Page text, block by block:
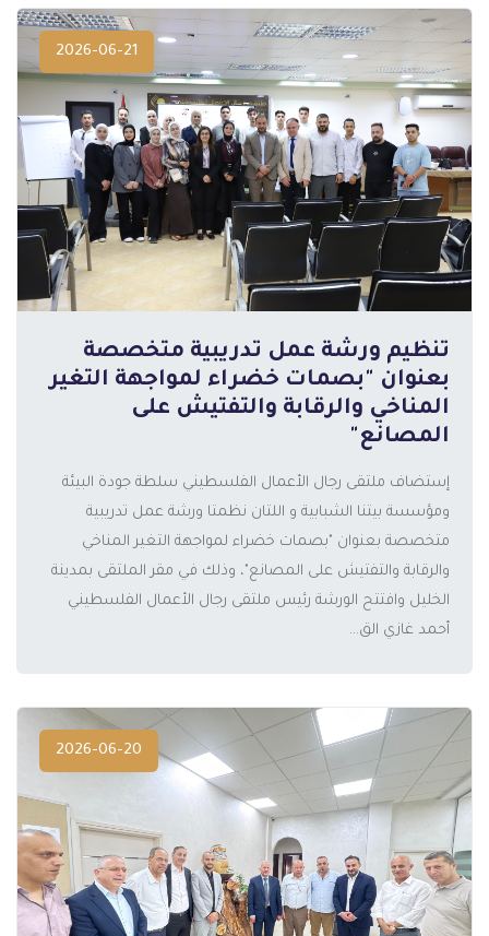
2026-06-21
تنظيم ورشة عمل تدريبية متخصصة
بعنوان "بصمات خضراء لمواجهة التغير
المناخي والرقابة والتفتيش على
المصانع"
إستضاف ملتقى رجال الأعمال الفلسطيني سلطة جودة البيئة
ومؤسسة بيتنا الشبابية و اللتان نظمتا ورشة عمل تدريبية
متخصصة بعنوان "بصمات خضراء لمواجهة التغير المناخي
والرقابة والتفتيش على المصانع"، وذلك في مقر الملتقى بمدينة
الخليل وافتتح الورشة رئيس ملتقى رجال الأعمال الفلسطيني
أحمد غازي الق...
2026-06-20
المزيد